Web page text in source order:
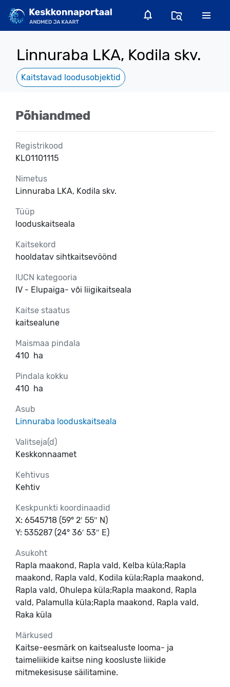
Linnuraba LKA, Kodila skv.
Kaitstavad loodusobjektid
Põhiandmed
Registrikood
KLO1101115
Nimetus
Linnuraba LKA, Kodila skv.
Tüüp
looduskaitseala
Kaitsekord
hooldatav sihtkaitsevöönd
IUCN kategooria
IV - Elupaiga- või liigikaitseala
Kaitse staatus
kaitsealune
Maismaa pindala
410 ha
Pindala kokku
410 ha
Asub
Linnuraba looduskaitseala
Valitseja(d)
Keskkonnaamet
Kehtivus
Kehtiv
Keskpunkti koordinaadid
X: 6545718 (59° 2′ 55″ N)
Y: 535287 (24° 36′ 53″ E)
Asukoht
Rapla maakond, Rapla vald, Kelba küla;Rapla
maakond, Rapla vald, Kodila küla;Rapla maakond,
Rapla vald, Ohulepa küla;Rapla maakond, Rapla
vald, Palamulla küla;Rapla maakond, Rapla vald,
Raka küla
Märkused
Kaitse-eesmärk on kaitsealuste looma- ja
taimeliikide kaitse ning koosluste liikide
mitmekesisuse säilitamine.